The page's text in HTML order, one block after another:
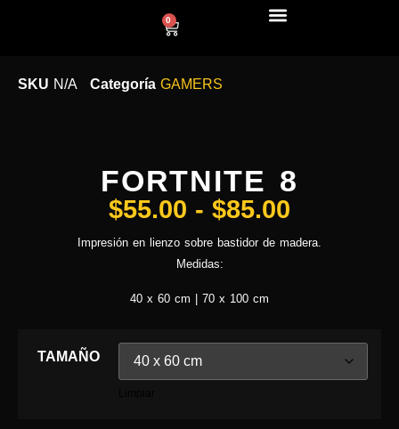
0
SKU N/A Categoría GAMERS
FORTNITE 8
$55.00 - $85.00
Impresión en lienzo sobre bastidor de madera.
Medidas:
40 x 60 cm | 70 x 100 cm
TAMAÑO